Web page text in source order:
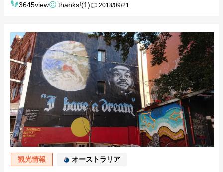
3645view thanks!(1) 2018/09/21
観光情報 オーストラリア